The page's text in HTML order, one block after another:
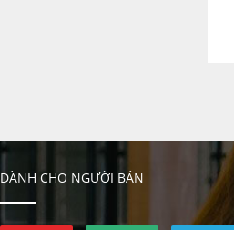
DÀNH CHO NGƯỜI BÁN